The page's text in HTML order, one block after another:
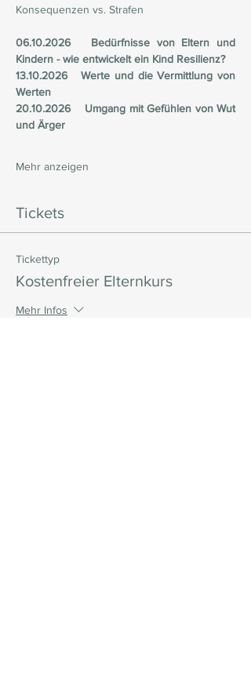
Konsequenzen vs. Strafen
06.10.2026   Bedürfnisse von Eltern und
Kindern - wie entwickelt ein Kind Resilienz?
13.10.2026   Werte und die Vermittlung von
Werten
20.10.2026    Umgang mit Gefühlen von Wut
und Ärger
Mehr anzeigen
Tickets
Tickettyp
Kostenfreier Elternkurs
Mehr Infos